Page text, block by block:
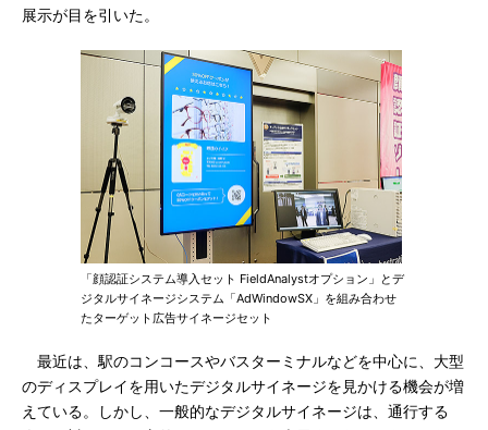
展示が目を引いた。
「顔認証システム導入セット FieldAnalystオプション」とデ
ジタルサイネージシステム「AdWindowSX」を組み合わせ
たターゲット広告サイネージセット
最近は、駅のコンコースやバスターミナルなどを中心に、大型
のディスプレイを用いたデジタルサイネージを見かける機会が増
えている。しかし、一般的なデジタルサイネージは、通行する